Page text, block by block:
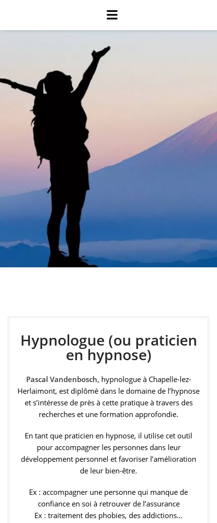
Pascal Vandenbosch, hypnologue à Chapelle-lez-
Herlaimont, vous accompagne grâce à l’hypnose pour
favoriser le développement personnel et améliorer
votre bien-être au quotidien.
Prendre rendez-vous
Hypnologue (ou praticien
en hypnose)
Pascal Vandenbosch, hypnologue à Chapelle-lez-
Herlaimont, est diplômé dans le domaine de l’hypnose
et s’intéresse de près à cette pratique à travers des
recherches et une formation approfondie.
En tant que praticien en hypnose, il utilise cet outil
pour accompagner les personnes dans leur
développement personnel et favoriser l’amélioration
de leur bien-être.
Ex : accompagner une personne qui manque de
confiance en soi à retrouver de l’assurance
Ex : traitement des phobies, des addictions…